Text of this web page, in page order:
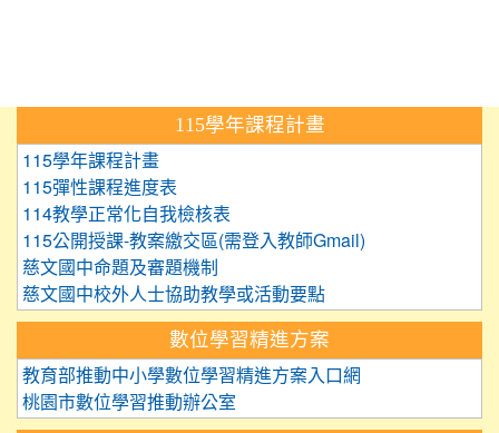
115學年課程計畫
115學年課程計畫
115彈性課程進度表
114教學正常化自我檢核表
115公開授課-教案繳交區(需登入教師Gmail)
慈文國中命題及審題機制
慈文國中校外人士協助教學或活動要點
數位學習精進方案
教育部推動中小學數位學習精進方案入口網
桃園市數位學習推動辦公室